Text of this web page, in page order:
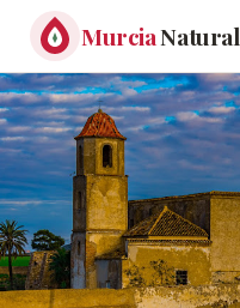
MurciaNatural